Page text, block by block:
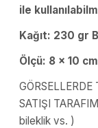
ile
Kağıt: 230 gr
Ölçü: 8 x 10 cm
SATIŞI
bileklik vs. )